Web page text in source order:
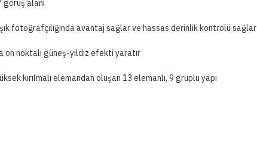
alanı
fotoğrafçılığında avantaj sağlar ve hassas derinlik kontrolü sağlar
noktalı güneş-yıldız efekti yaratır
kırılmalı elemandan oluşan 13 elemanlı, 9 gruplu yapı